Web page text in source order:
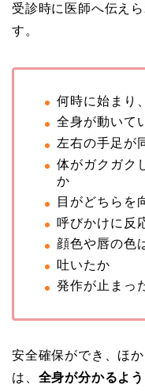
受診時に医師へ伝え
す。
何時に始まり
全身が動いて
左右の手足が
体がガクガク
か
目がどちらを
呼びかけに反
顔色や唇の色
吐いたか
発作が止まっ
安全確保ができ、ほ
は、 全身が分かるよ